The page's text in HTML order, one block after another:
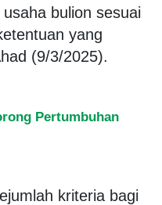
bulion sesuai
yang
(9/3/2025).
Pertumbuhan
kriteria bagi